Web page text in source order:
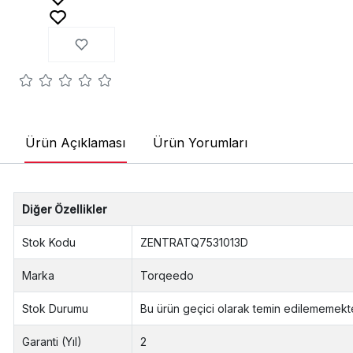
Ürün Açıklaması Ürün Yorumları
Diğer Özellikler
Stok Kodu ZENTRATQ7531013D
Marka Torqeedo
Stok Durumu Bu ürün geçici olarak temin
Garanti (Yıl) 2